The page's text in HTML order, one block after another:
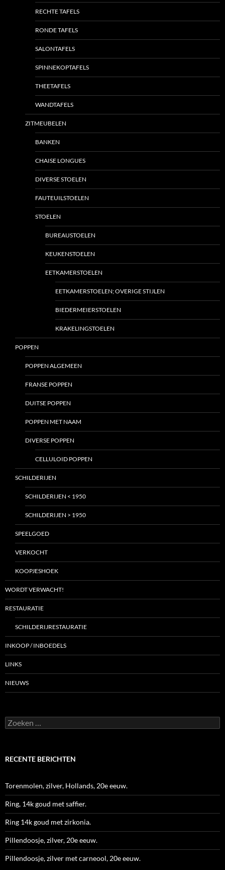
RECHTE TAFELS
RONDE TAFELS
SALONTAFELS
SPINNEKOPTAFELS
THEETAFELS
WANDTAFELS
ZITMEUBELEN
BANKEN
CHAISE LONGUES
DIVERSE STOELEN
FAUTEUILSTOELEN
STOELEN
BUREAUSTOELEN
KEUKENSTOELEN
EETKAMERSTOELEN
EETKAMERSTOELEN; OVERIGE STIJLEN
BIEDERMEIERSTOELEN
KRAKELINGSTOELEN
POPPEN
POPPEN ALGEMEEN
FRANSE POPPEN
DUITSE POPPEN
POPPEN MET NAAM
DIVERSE POPPEN
CELLULOID POPPEN
SCHILDERIJEN
SCHILDERIJEN < 1950
SCHILDERIJEN > 1950
SPEELGOED
VERKOCHT
KOOPJESHOEK
WORDT VERWACHT!
RESTAURATIE
SCHILDERIJRESTAURATIE
INKOOP / INBOEDELS
LINKS
NIEUWS
Zoeken
naar:
RECENTE BERICHTEN
Torenmolen, zilver, Hollands, 20e eeuw.
Ring, 14k goud met saffier.
Ring 14k goud met zirkonia.
Pillendoosje, zilver, 20e eeuw.
Pillendoosje, zilver met carneool, 20e eeuw.